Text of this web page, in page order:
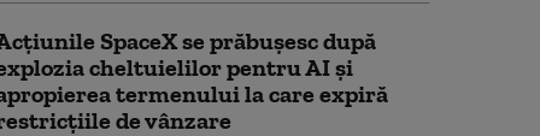
SpaceX se prăbuşesc după
cheltuielilor pentru AI şi
termenului la care expiră
de vânzare